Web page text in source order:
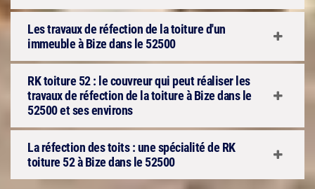
Les travaux de réfection de la toiture d'un
immeuble à Bize dans le 52500
RK toiture 52 : le couvreur qui peut réaliser les
travaux de réfection de la toiture à Bize dans le
52500 et ses environs
La réfection des toits : une spécialité de RK
toiture 52 à Bize dans le 52500